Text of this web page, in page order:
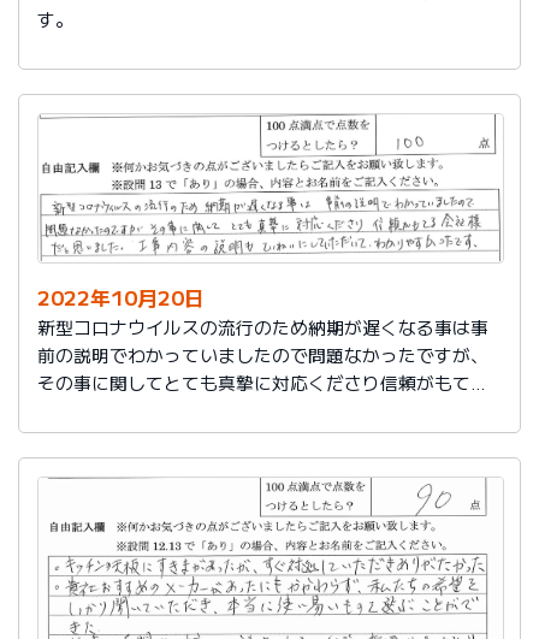
す。
2022年10月20日
新型コロナウイルスの流行のため納期が遅くなる事は事
前の説明でわかっていましたので問題なかったですが、
その事に関してとても真摯に対応くださり信頼がもてる
ていただいてわかりやすかったです。